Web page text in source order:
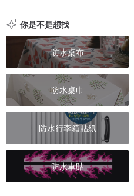
你是不是想找
防水桌布
防水桌巾
防水行李箱貼紙
防水車貼